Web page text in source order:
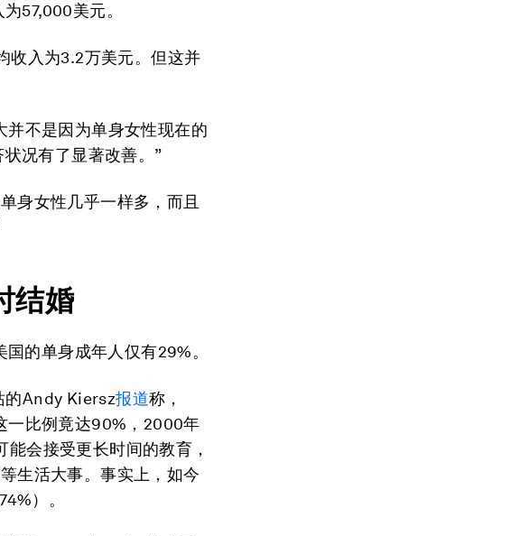
57,000美元。
收入为3.2万美元。但这并
并不是因为单身女性现在的
况有了显著改善。”
身女性几乎一样多，而且
结婚
的单身成年人仅有29%。
的Andy Kiersz报道称，
一比例竟达90%，2000年
能会接受更长时间的教育，
生活大事。事实上，如今
）。